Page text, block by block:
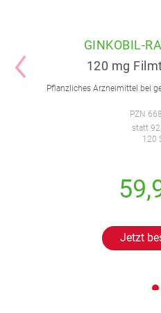
GINKOBIL-
120 mg
PZN
statt
120
Jetzt